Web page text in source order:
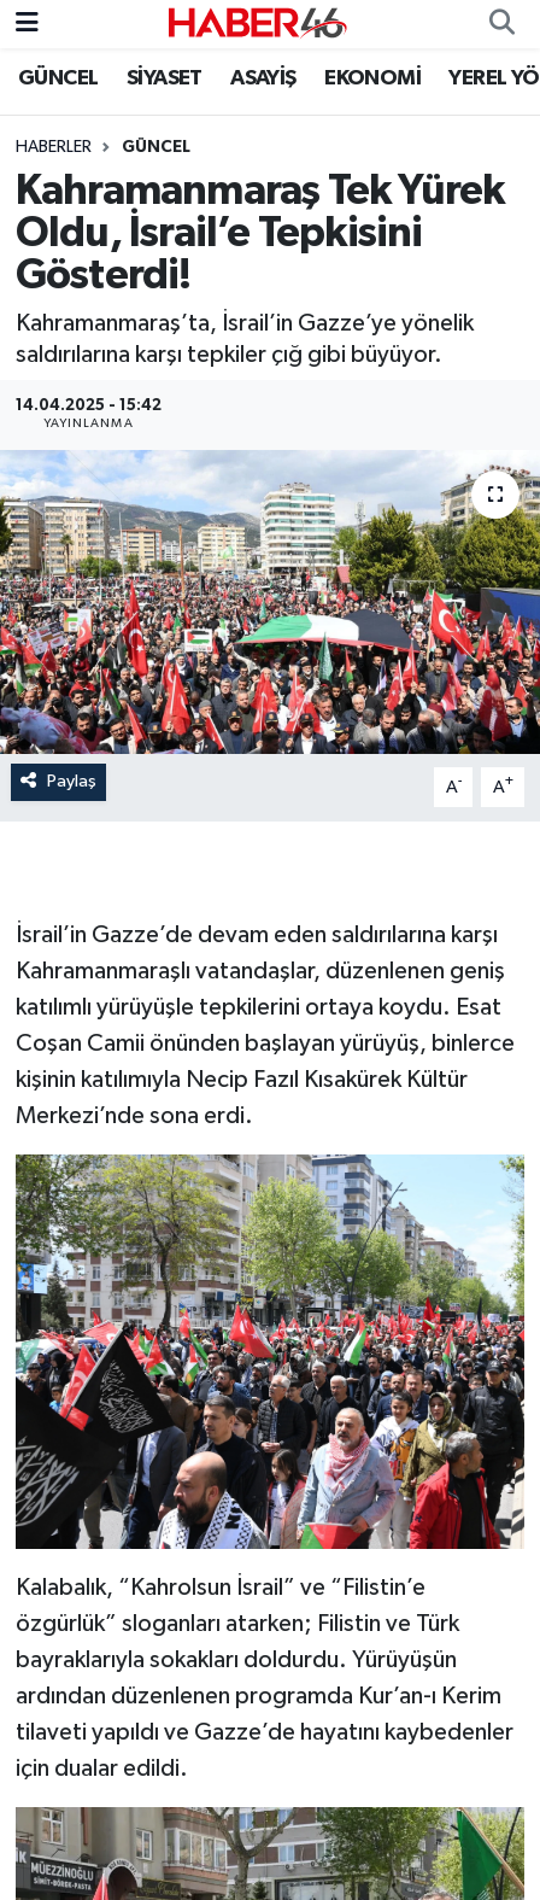
GÜNCEL SİYASET ASAYİŞ EKONOMİ YEREL
HABERLER GÜNCEL
Kahramanmaraş Tek Yürek
Oldu, İsrail’e Tepkisini
Gösterdi!
Kahramanmaraş’ta, İsrail’in Gazze’ye yönelik
saldırılarına karşı tepkiler çığ gibi büyüyor.
14.04.2025 - 15:42
YAYINLANMA
Paylaş A- A+
İsrail’in Gazze’de devam eden saldırılarına karşı
Kahramanmaraşlı vatandaşlar, düzenlenen geniş
katılımlı yürüyüşle tepkilerini ortaya koydu. Esat
Coşan Camii önünden başlayan yürüyüş, binlerce
kişinin katılımıyla Necip Fazıl Kısakürek Kültür
Merkezi’nde sona erdi.
Kalabalık, “Kahrolsun İsrail” ve “Filistin’e
özgürlük” sloganları atarken; Filistin ve Türk
bayraklarıyla sokakları doldurdu. Yürüyüşün
ardından düzenlenen programda Kur’an-ı Kerim
tilaveti yapıldı ve Gazze’de hayatını kaybedenler
için dualar edildi.
GÜNCEL
SİYASET
EKONOMİ
SPOR
YAŞAM
TEKNOLOJİ
SAĞLIK
EĞİTİM
İLÇE HABERLERİ
KÜLTÜR-SANAT
KSÜ
DÜNYA
YEREL YÖNETİM
MEDYA
ÜÇÜNCÜ SAYFA
BİLİMNET
Yemek
SİVİL TOPLUM
SEÇİM 2014
KİM KİMDİR
KİTAP
HEDEF2020
MİZAH
TARİH
Nöbetçi Eczaneler
Hava Durumu
Kahramanmaraş Namaz Vakitleri
Trafik Durumu
Süper Lig Puan Durumu ve Fikstür
Tüm Manşetler
Son Dakika Haberleri
Haber Arşivi